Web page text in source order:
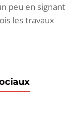
peu en signant
les travaux